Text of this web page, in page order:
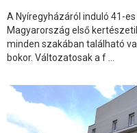
A Nyíregyházáról induló 41-
Magyarország első
minden szakában található
bokor. Változatosak a f ...